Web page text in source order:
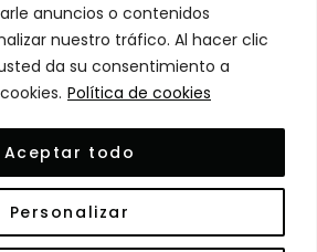
anuncios o contenidos
nuestro tráfico. Al hacer clic
da su consentimiento a
Política de cookies
Personalizar
Aceptar todo
electrónico
Atención al Cliente